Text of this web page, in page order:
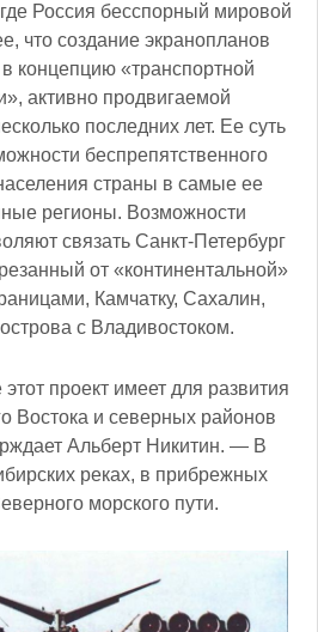
Россия бесспорный мировой
что создание экранопланов
концепцию «транспортной
активно продвигаемой
последних лет. Ее суть
беспрепятственного
страны в самые ее
регионы. Возможности
связать Санкт-Петербург
от «континентальной»
Камчатку, Сахалин,
с Владивостоком.
проект имеет для развития
Востока и северных районов
Альберт Никитин. — В
реках, в прибрежных
морского пути.